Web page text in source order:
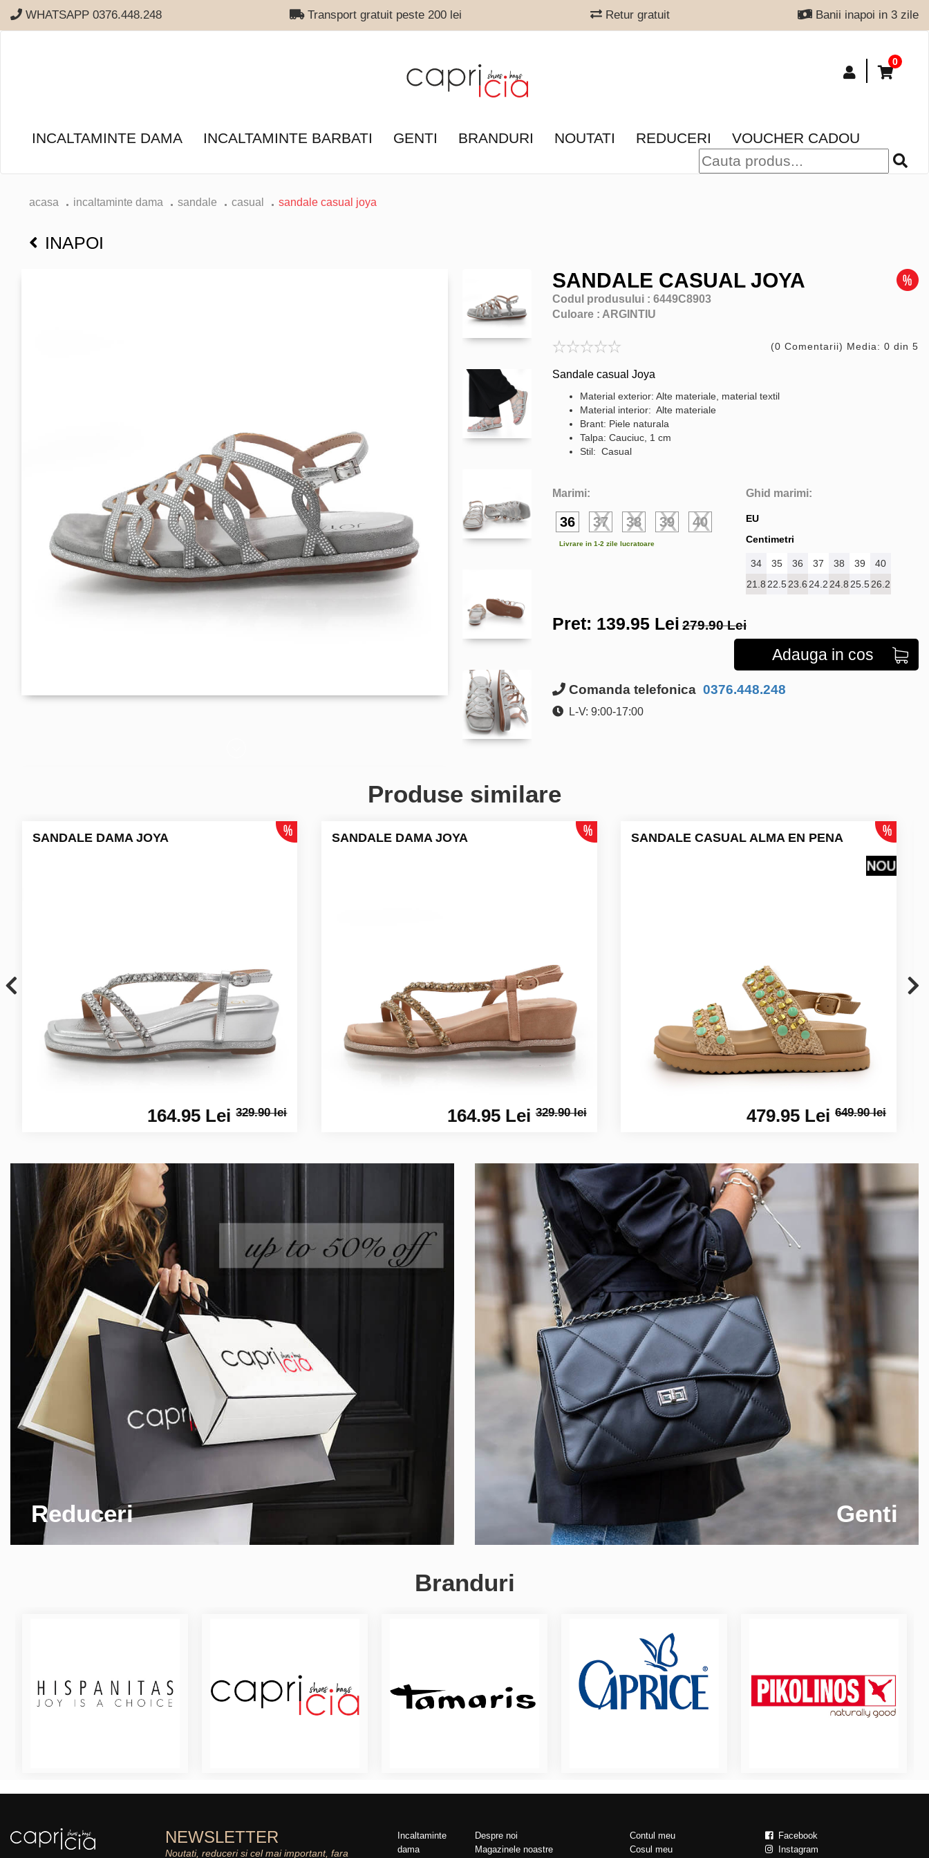
WHATSAPP 0376.448.248 Transport gratuit peste 200 lei Retur gratuit Banii inapoi in 3 zile
0
INCALTAMINTE DAMA INCALTAMINTE BARBATI GENTI BRANDURI NOUTATI REDUCERI VOUCHER CADOU
acasa incaltaminte dama sandale casual sandale casual joya
INAPOI
SANDALE CASUAL JOYA
Codul produsului : 6449C8903
Culoare : ARGINTIU
(0 Comentarii) Media: 0 din 5
Sandale casual Joya
Material exterior: Alte materiale, material textil
Material interior: Alte materiale
Brant: Piele naturala
Talpa: Cauciuc, 1 cm
Stil: Casual
Marimi:
36 37 38 39 40
Livrare in 1-2 zile lucratoare
Ghid marimi:
EU
Centimetri
34 35 36 37 38 39
40
21.8 22.523.6 24.2 24.8 25.526.2
Pret: 139.95 Lei 279.90 Lei
Adauga in cos
Comanda telefonica 0376.448.248
L-V: 9:00-17:00
Produse similare
SANDALE DAMA JOYA
164.95 Lei329.90 lei
SANDALE DAMA JOYA
164.95 Lei329.90 lei
SANDALE CASUAL ALMA EN PENA
479.95 Lei649.90 lei
Reduceri Genti
Branduri
NEWSLETTER
Noutati, reduceri si cel mai important, fara
Incaltaminte
dama
Despre noi
Magazinele noastre
Contul meu
Cosul meu
Facebook
Instagram